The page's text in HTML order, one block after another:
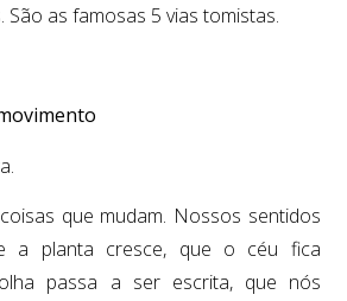
São as famosas 5 vias tomistas.
que mudam. Nossos sentidos
a planta cresce, que o céu fica
passa a ser escrita, que nós